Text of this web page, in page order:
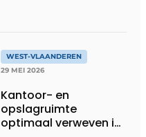
WEST-VLAANDEREN
29 MEI 2026
Kantoor- en
opslagruimte
optimaal verweven in